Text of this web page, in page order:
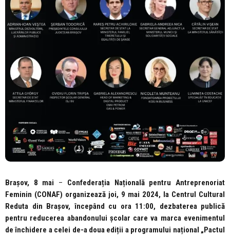
Brașov, 8 mai – Confederația Națională pentru Antreprenoriat
Feminin (CONAF) organizează joi, 9 mai 2024, la Centrul Cultural
Reduta din Brașov, începând cu ora 11:00, dezbaterea publică
pentru reducerea abandonului școlar care va marca evenimentul
de închidere a celei de-a doua ediții a programului național „Pactul